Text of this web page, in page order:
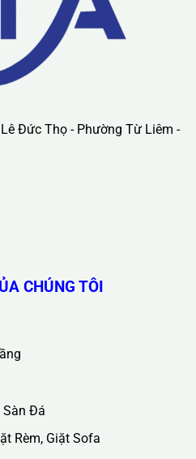
áp dụng chương trình khuyến
giá trị lớn nhất.